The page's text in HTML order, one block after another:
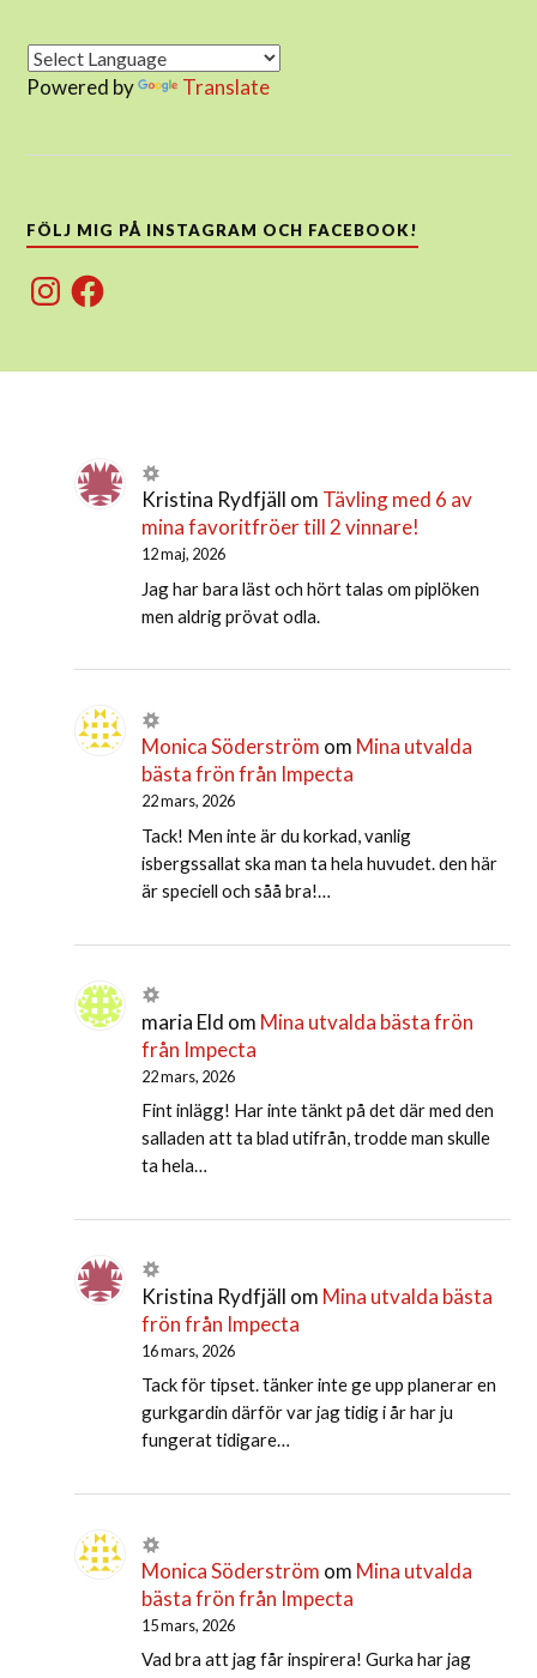
Powered by Translate
FÖLJ MIG PÅ INSTAGRAM OCH FACEBOOK!
InstagramFacebook
Kristina Rydfjäll om Tävling med 6 av
mina favoritfröer till 2 vinnare!
12 maj, 2026
Jag har bara läst och hört talas om piplöken
men aldrig prövat odla.
Monica Söderström om Mina utvalda
bästa frön från Impecta
22 mars, 2026
Tack! Men inte är du korkad, vanlig
isbergssallat ska man ta hela huvudet. den här
är speciell och såå bra!…
maria Eld om Mina utvalda bästa frön
från Impecta
22 mars, 2026
Fint inlägg! Har inte tänkt på det där med den
salladen att ta blad utifrån, trodde man skulle
ta hela…
Kristina Rydfjäll om Mina utvalda bästa
frön från Impecta
16 mars, 2026
Tack för tipset. tänker inte ge upp planerar en
gurkgardin därför var jag tidig i år har ju
fungerat tidigare…
Monica Söderström om Mina utvalda
bästa frön från Impecta
15 mars, 2026
Vad bra att jag får inspirera! Gurka har jag